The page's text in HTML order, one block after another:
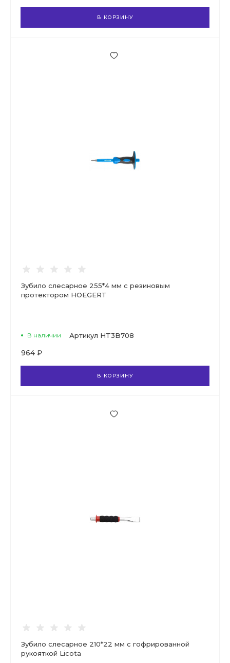
В КОРЗИНУ
Зубило слесарное 255*4 мм с резиновым
протектором HOEGERT
В наличии Артикул HT3B708
964 ₽
В КОРЗИНУ
Зубило слесарное 210*22 мм с гофрированной
рукояткой Licota